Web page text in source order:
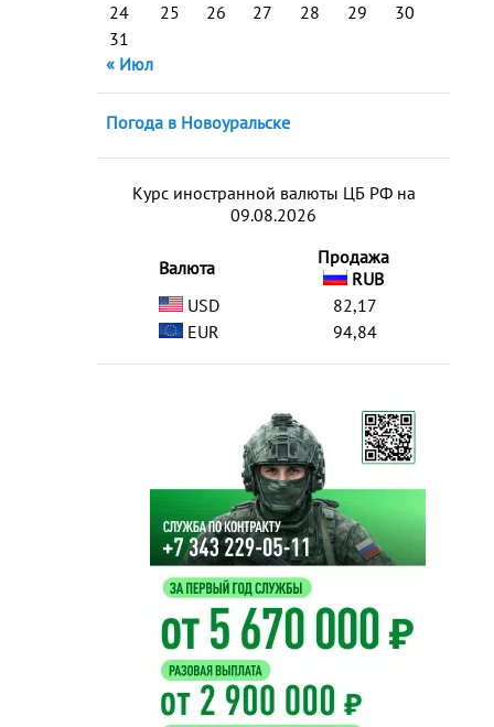
24
25 26 27 28 29
30
31
« Июл
Погода в Новоуральске
Курс иностранной валюты ЦБ РФ на
09.08.2026
Валюта
Продажа
RUB
USD
82,17
EUR
94,84